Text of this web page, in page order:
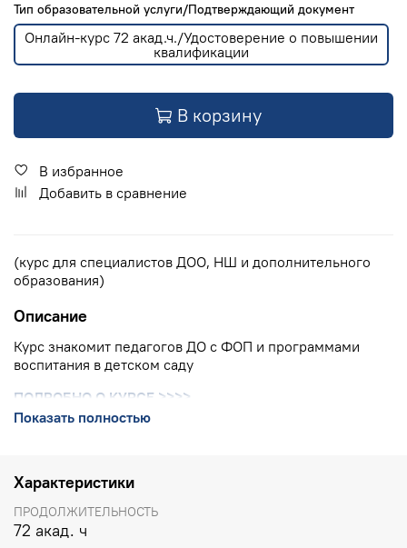
Тип образовательной услуги/Подтверждающий документ
Онлайн-курс 72 акад.ч./Удостоверение о повышении
квалификации
В корзину
В избранное
Добавить в сравнение
(курс для специалистов ДОО, НШ и дополнительного
образования)
Описание
Курс знакомит педагогов ДО с ФОП и программами
воспитания в детском саду
ПОДРОБНО О КУРСЕ >>>>
(горячая линия, бесплатно по РФ), 8(903) 614 8579
Показать полностью
Характеристики
ПРОДОЛЖИТЕЛЬНОСТЬ
72 акад. ч